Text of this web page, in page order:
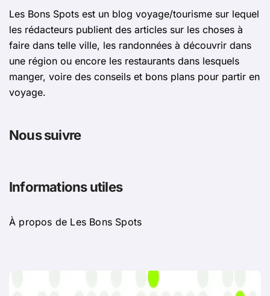
Les Bons Spots est un blog voyage/tourisme sur lequel
les rédacteurs publient des articles sur les choses à
faire dans telle ville, les randonnées à découvrir dans
une région ou encore les restaurants dans lesquels
manger, voire des conseils et bons plans pour partir en
voyage.
Nous suivre
Informations utiles
À propos de Les Bons Spots